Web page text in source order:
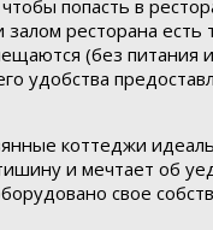
попасть в
ресторана есть
(без питания и
удобства
коттеджи
и мечтает об
свое